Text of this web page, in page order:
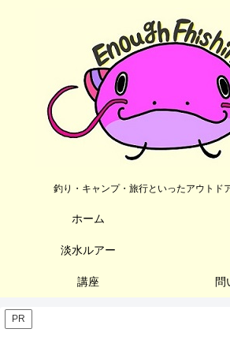
釣り・キャンプ・旅行といったアウトド
ホーム
淡水ルアー
講座 問
PR